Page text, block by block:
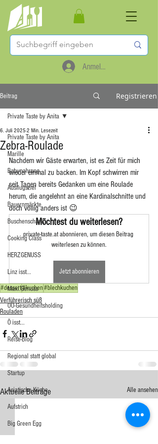
Anmelden
Beitrag Registrieren
Private Taste by Anita
Marille
Babynahrung
Ausflugsziel
Bauernmärkte
Buschenschank
Cooking Class
HERZGENUSS
Linz isst...
Maxi.Genuss
OÖ-Gesundheitsholding
Ö isst...
Reise-Blog
Regional statt global
Startup
Asiatische Küche
Aufstrich
Big Green Egg
Private Taste by Anita
Zebra-Roulade
6. Juli 2025 2 Min. Lesezeit
Nachdem wir Gäste erwarten, ist es Zeit für mich
wieder einmal zu backen. Im Kopf schwirren mir
seit Tagen bereits Gedanken um eine Roulade
herum, die angelehnt an eine Kardinalschnitte und
doch völlig anders ist 😉
Möchtest du weiterlesen?
private-taste.at abonnieren, um diesen Beitrag
weiterlesen zu können.
Jetzt abonnieren
#dessert#kuchen#blechkuchen
Verführerisch süß
Rouladen
Aktuelle Beiträge Alle ansehen